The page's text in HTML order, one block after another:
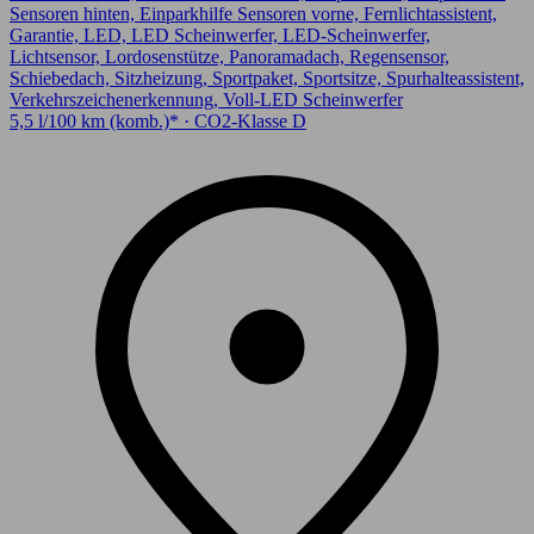
Sensoren hinten, Einparkhilfe Sensoren vorne, Fernlichtassistent,
Garantie, LED, LED Scheinwerfer, LED-Scheinwerfer,
Lichtsensor, Lordosenstütze, Panoramadach, Regensensor,
Schiebedach, Sitzheizung, Sportpaket, Sportsitze, Spurhalteassistent,
Verkehrszeichenerkennung, Voll-LED Scheinwerfer
5,5 l/100 km (komb.)* · CO2-Klasse D